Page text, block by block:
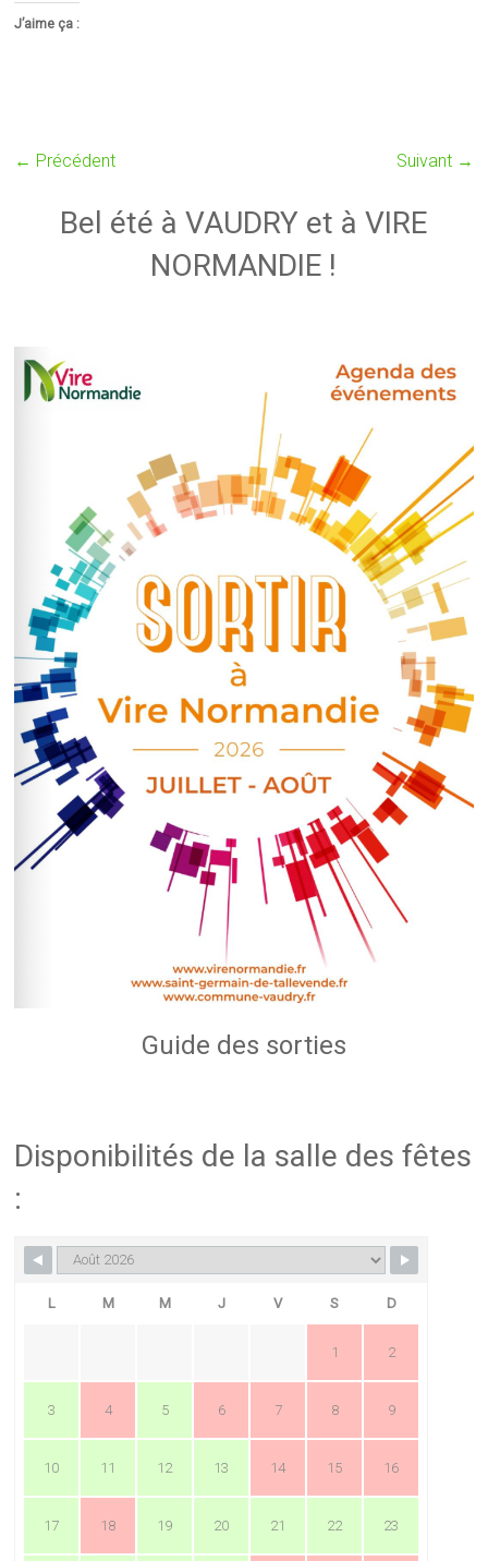
J’aime ça :
← Précédent Suivant →
Bel été à VAUDRY et à VIRE
NORMANDIE !
Guide des sorties
Disponibilités de la salle des fêtes
:
L M M J V S D
1 2
3 4 5 6 7 8 9
10 11 12 13 14 15 16
17 18 19 20 21 22 23